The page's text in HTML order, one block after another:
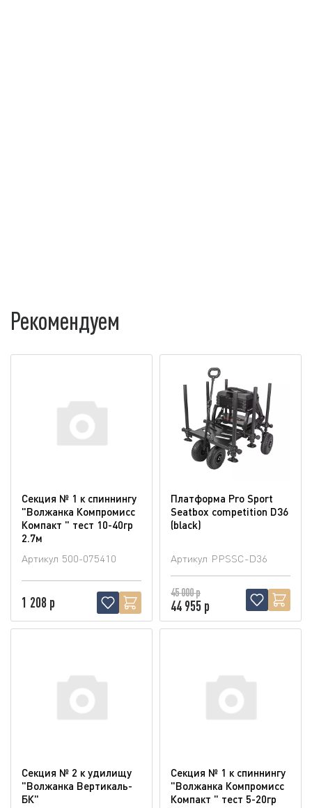
Рекомендуем
Секция № 1 к спиннингу
"Волжанка Компромисс
Компакт " тест 10-40гр
2.7м
Артикул 500-075410
1 208 р
Платформа Pro Sport
Seatbox competition D36
(blaсk)
Артикул PPSSC-D36
45 000 р
44 955 р
Секция № 2 к удилищу
"Волжанка Вертикаль-
БК"
Секция № 1 к спиннингу
"Волжанка Компромисс
Компакт " тест 5-20гр